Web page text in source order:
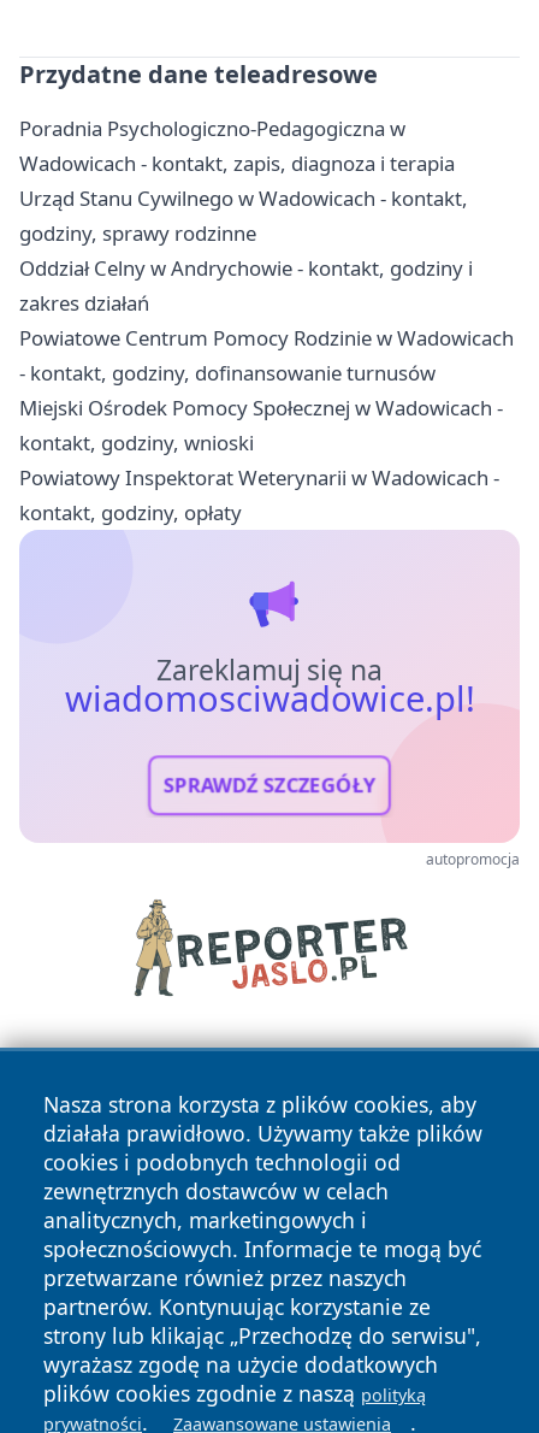
Przydatne dane teleadresowe
Poradnia Psychologiczno-Pedagogiczna w
Wadowicach - kontakt, zapis, diagnoza i terapia
Urząd Stanu Cywilnego w Wadowicach - kontakt,
godziny, sprawy rodzinne
Oddział Celny w Andrychowie - kontakt, godziny i
zakres działań
Powiatowe Centrum Pomocy Rodzinie w Wadowicach
- kontakt, godziny, dofinansowanie turnusów
Miejski Ośrodek Pomocy Społecznej w Wadowicach -
kontakt, godziny, wnioski
Powiatowy Inspektorat Weterynarii w Wadowicach -
kontakt, godziny, opłaty
Zareklamuj się na
wiadomosciwadowice.pl!
SPRAWDŹ SZCZEGÓŁY
autopromocja
Nasza strona korzysta z plików cookies, aby
działała prawidłowo. Używamy także plików
cookies i podobnych technologii od
zewnętrznych dostawców w celach
analitycznych, marketingowych i
społecznościowych. Informacje te mogą być
przetwarzane również przez naszych
partnerów. Kontynuując korzystanie ze
strony lub klikając „Przechodzę do serwisu",
wyrażasz zgodę na użycie dodatkowych
plików cookies zgodnie z naszą polityką
prywatności. Zaawansowane ustawienia .
Copyright © 2026 wiadomosciwadowice.pl Wszystkie prawa
zastrzeżone.
News Autorzy
Polityka
Prywatności
Polityka
Cookies